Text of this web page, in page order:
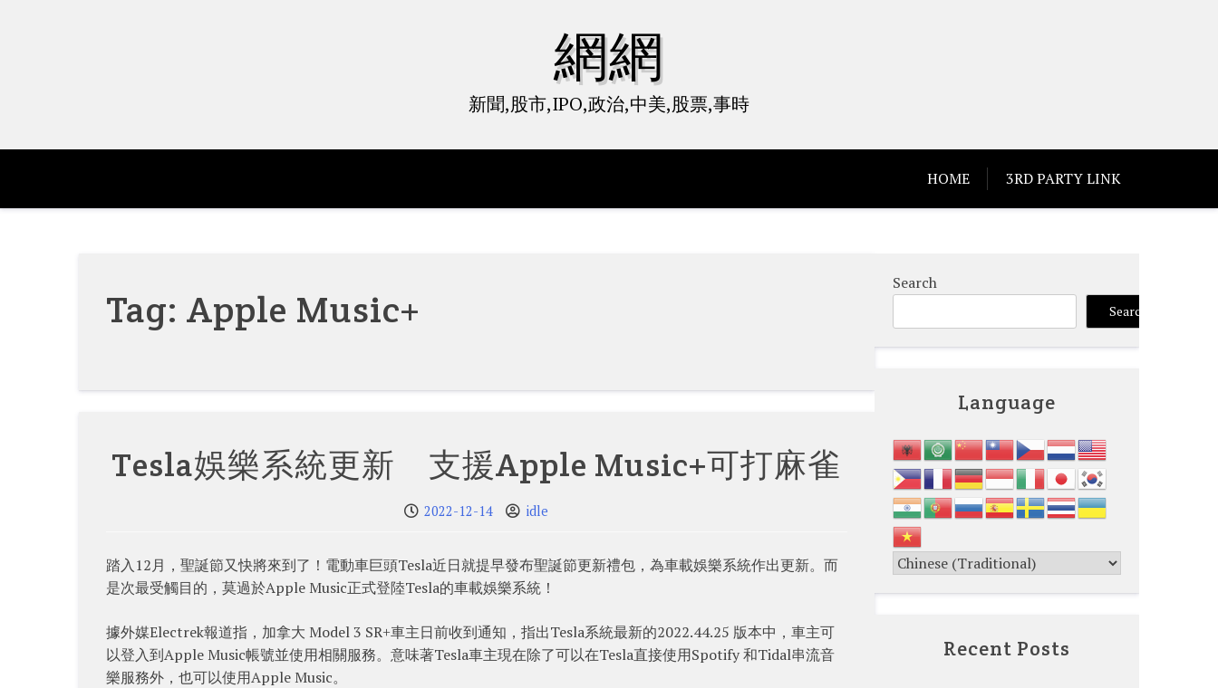
網網
新聞,股市,IPO,政治,中美,股票,事時
HOME 3RD PARTY LINK
Tag: Apple Music+
Tesla娛樂系統更新 支援Apple Music+可打麻雀
2022-12-14 idle
踏入12月，聖誕節又快將來到了！電動車巨頭Tesla近日就提早發布聖誕節更新禮包，為車載娛樂系統作出更新。而
是次最受觸目的，莫過於Apple Music正式登陸Tesla的車載娛樂系統！
據外媒Electrek報道指，加拿大 Model 3 SR+車主日前收到通知，指出Tesla系統最新的2022.44.25 版本中，車主可
以登入到Apple Music帳號並使用相關服務。意味著Tesla車主現在除了可以在Tesla直接使用Spotify 和Tidal串流音
樂服務外，也可以使用Apple Music。
Search
Search
Language
Recent Posts